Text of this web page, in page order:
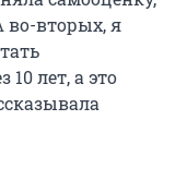
во-вторых, я
10 лет, а это